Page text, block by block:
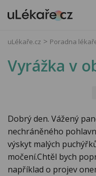
uLékaře.cz Poradna
Vyrážka v
Dobrý den. Vážený
nechráněného
výskyt malých
močení.Chtěl bych
například o projev